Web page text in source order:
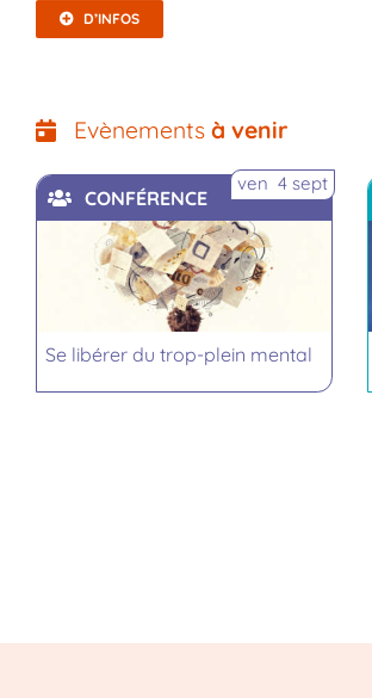
D’INFOS
Evènements à venir
CONFÉRENCE
ven 4 sept
Se libérer du trop-plein mental